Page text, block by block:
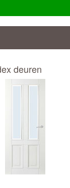
deuren